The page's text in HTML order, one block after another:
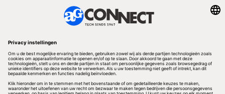
Volg ons
Redactionele partner